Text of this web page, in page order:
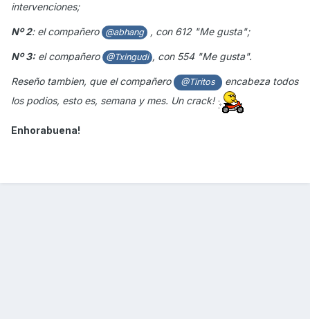
intervenciones;
Nº 2: el compañero @abhang , con 612 "Me gusta";
Nº 3: el compañero @Txingudi , con 554 "Me gusta".
Reseño tambien, que el compañero @Tiritos
encabeza todos
los podios, esto es, semana y mes. Un crack!
Enhorabuena!